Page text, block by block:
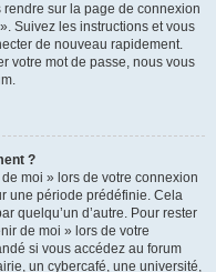
sur la page de connexion
Suivez les instructions et vous
de nouveau rapidement.
votre mot de passe, nous vous
?
moi » lors de votre connexion
une période prédéfinie. Cela
quelqu’un d’autre. Pour rester
de moi » lors de votre
si vous accédez au forum
un cybercafé, une université,